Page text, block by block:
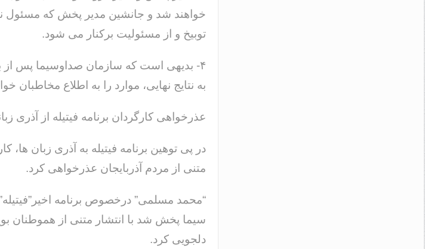
خواهند شد و جانشین مدیر پخش که مسئول
توبیخ و از مسئولیت برکنار می شود.
۴- بدیهی است که سازمان صداوسیما پس
به نتایج نهایی، موارد را به اطلاع مخاطبان
عذرخواهی کارگردان برنامه فیتیله از آذری
در پی توهین برنامه فیتیله به آذری زبان ها،
متنی از مردم آذربایجان عذرخواهی کرد.
سیما پخش شد با انتشار متنی از هموطنان
دلجویی کرد.